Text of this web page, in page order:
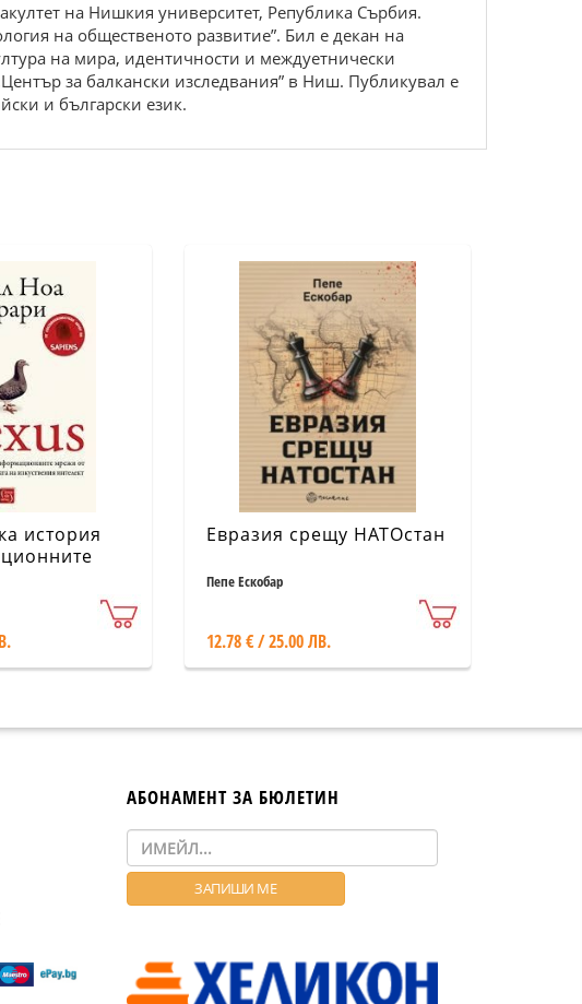
на Нишкия университет, Република Сърбия.
на общественото развитие”. Бил е декан на
на мира, идентичности и междуетнически
за балкански изследвания” в Ниш. Публикувал е
и български език.
история
Евразия срещу НАТОстан
Пепе Ескобар
12.78 € / 25.00 ЛВ.
АБОНАМЕНТ ЗА БЮЛЕТИН